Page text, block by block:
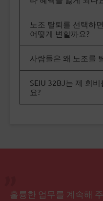
노조 탈퇴를 선택하
어떻게 변할까요?
사람들은 왜 노조를
SEIU 32BJ는 제 회
요?
훌륭한 업무를 계속해